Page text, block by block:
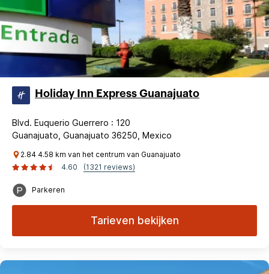
Holiday Inn Express Guanajuato
Blvd. Euquerio Guerrero : 120
Guanajuato, Guanajuato 36250, Mexico
2.84 4.58 km van het centrum van Guanajuato
4.60
(1321 reviews)
Parkeren
Tarieven bekijken